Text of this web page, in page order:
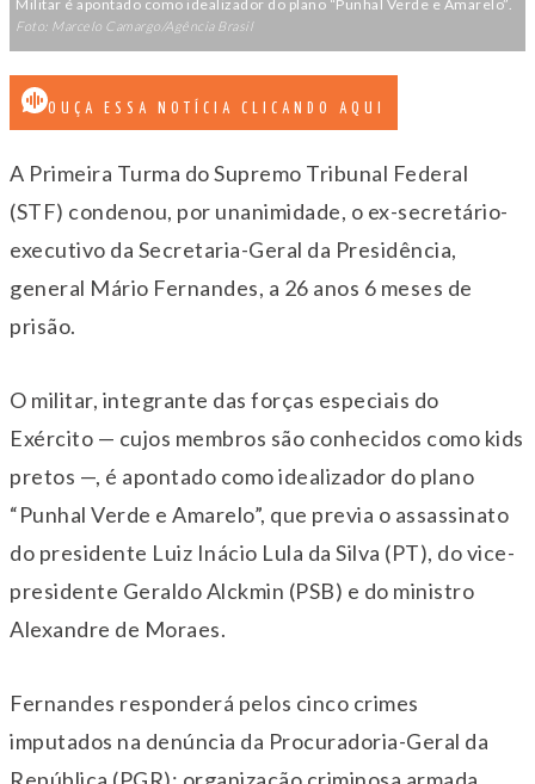
Militar é apontado como idealizador do plano “Punhal Verde e Amarelo”.
Foto: Marcelo Camargo/Agência Brasil
OUÇA ESSA NOTÍCIA CLICANDO AQUI
A Primeira Turma do Supremo Tribunal Federal
(STF) condenou, por unanimidade, o ex-secretário-
executivo da Secretaria-Geral da Presidência,
general Mário Fernandes, a 26 anos 6 meses de
prisão.
O militar, integrante das forças especiais do
Exército — cujos membros são conhecidos como kids
pretos —, é apontado como idealizador do plano
“Punhal Verde e Amarelo”, que previa o assassinato
do presidente Luiz Inácio Lula da Silva (PT), do vice-
presidente Geraldo Alckmin (PSB) e do ministro
Alexandre de Moraes.
Fernandes responderá pelos cinco crimes
imputados na denúncia da Procuradoria-Geral da